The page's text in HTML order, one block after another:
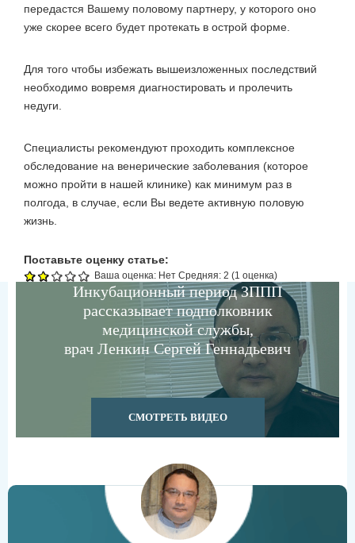
передастся Вашему половому партнеру, у которого оно
уже скорее всего будет протекать в острой форме.
Для того чтобы избежать вышеизложенных последствий
необходимо вовремя диагностировать и пролечить
недуги.
Специалисты рекомендуют проходить комплексное
обследование на венерические заболевания (которое
можно пройти в нашей клинике) как минимум раз в
полгода, в случае, если Вы ведете активную половую
жизнь.
Поставьте оценку статье:
Ваша оценка: Нет Средняя: 2 (1 оценка)
Инкубационный период ЗППП
рассказывает подполковник
медицинской службы,
врач Ленкин Сергей Геннадьевич
СМОТРЕТЬ ВИДЕО